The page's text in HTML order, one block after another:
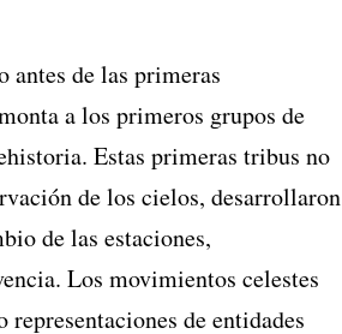
de las primeras
a los primeros grupos de
Estas primeras tribus no
de los cielos, desarrollaron
de las estaciones,
Los movimientos celestes
de entidades